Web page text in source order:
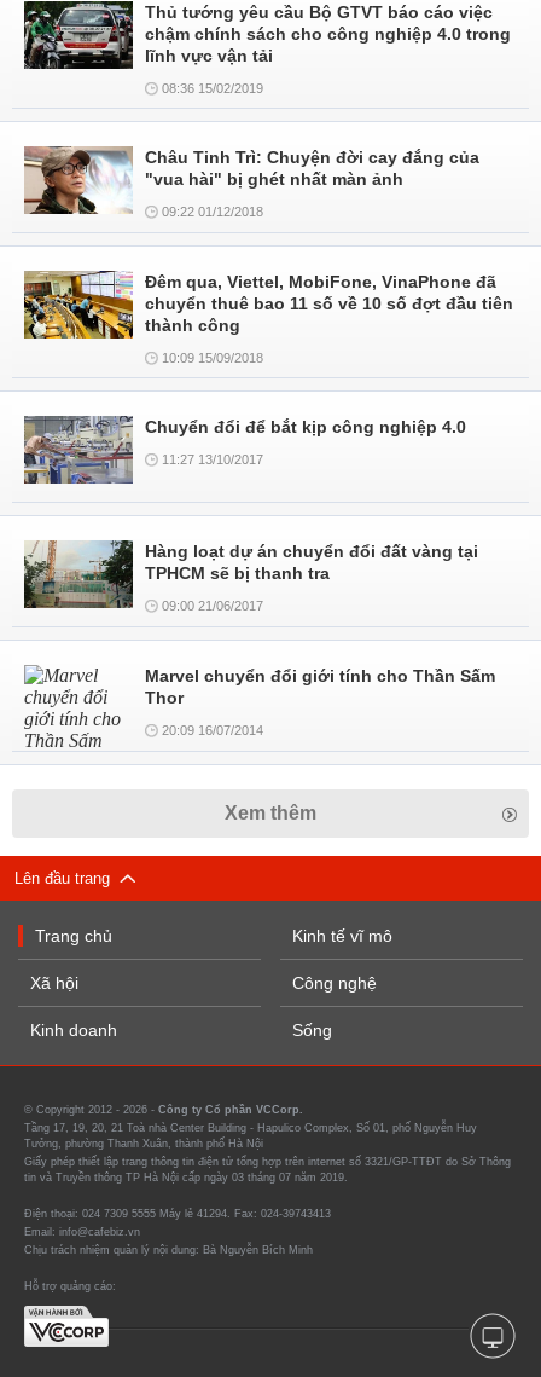
Thủ tướng yêu cầu Bộ GTVT báo cáo việc
chậm chính sách cho công nghiệp 4.0 trong
lĩnh vực vận tải
08:36 15/02/2019
Châu Tinh Trì: Chuyện đời cay đắng của
"vua hài" bị ghét nhất màn ảnh
09:22 01/12/2018
Đêm qua, Viettel, MobiFone, VinaPhone đã
chuyển thuê bao 11 số về 10 số đợt đầu tiên
thành công
10:09 15/09/2018
Chuyển đổi để bắt kịp công nghiệp 4.0
11:27 13/10/2017
Hàng loạt dự án chuyển đổi đất vàng tại
TPHCM sẽ bị thanh tra
09:00 21/06/2017
Marvel chuyển đổi giới tính cho Thần Sấm
Thor
20:09 16/07/2014
Xem thêm
Lên đầu trang
Trang chủ
Xã hội
Kinh doanh
Kinh tế vĩ mô
Công nghệ
Sống
© Copyright 2012 - 2026 - Công ty Cổ phần VCCorp.
Tầng 17, 19, 20, 21 Toà nhà Center Building - Hapulico Complex, Số 01, phố Nguyễn Huy
Tưởng, phường Thanh Xuân, thành phố Hà Nội
Giấy phép thiết lập trang thông tin điện tử tổng hợp trên internet số 3321/GP-TTĐT do Sở Thông
tin và Truyền thông TP Hà Nội cấp ngày 03 tháng 07 năm 2019.
Điện thoại: 024 7309 5555 Máy lẻ 41294. Fax: 024-39743413
Email: info@cafebiz.vn
Chịu trách nhiệm quản lý nội dung: Bà Nguyễn Bích Minh
Hỗ trợ quảng cáo: